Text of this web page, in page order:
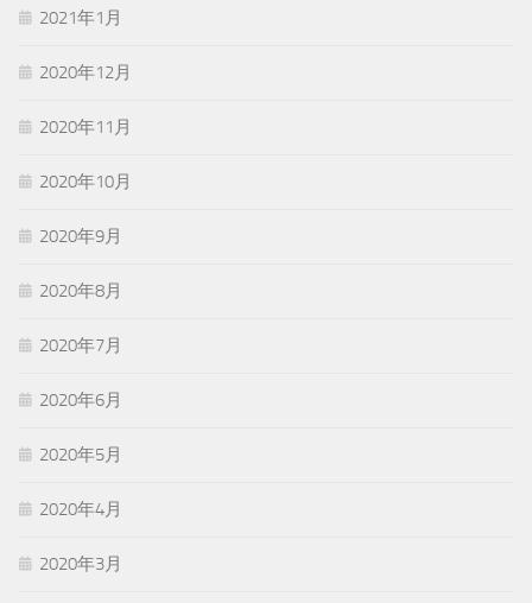
2021年1月
2020年12月
2020年11月
2020年10月
2020年9月
2020年8月
2020年7月
2020年6月
2020年5月
2020年4月
2020年3月